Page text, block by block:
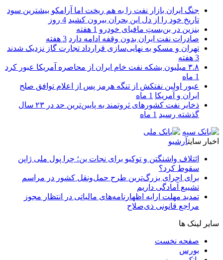
جنگ ایران بازار نفت را به هم ریخت اما آرامکو بیشترین سود
تاریخ خود را از دل این بحران بیرون کشید 4 روز
بنزین در بن‌بستِ مافیای خودرو 1 هفته
صادرات نفت ایران بدون وقفه ادامه دارد 3 هفته
تهران و مسکو به نهایی‌سازی قرارداد تجارت گاز نزدیک شدند
3 هفته
۳.۸ میلیون بشکه نفت خام ایران از محاصره آمریکا عبور کرد
1 ماه
عبور اولین نفتکش از تنگه هرمز پس از اعلام توافق صلح
ایران و آمریکا 1 ماه
ذخایر نفت کشورهای ثروتمند به پایین‌ترین حد در ۲۳ سال
گذشته رسید 1 ماه
اخبار سایتآرشیو
ائتلاف واشنگتن و توکیو برای نجات ین؛ چرا پول ملی ژاپن
سقوط کرد؟
برای اجرای بزرگ‌ترین طرح حمل‌ونقل کشور در مراسم
تشییع آمادگی داریم
تمدید مهلت ارایه اظهارنامه‌های مالیاتی در انتظار مجوز
مراجع قانونی ذی‌‏صلاح
سایر لینک ها
صفحه نخست
بورس